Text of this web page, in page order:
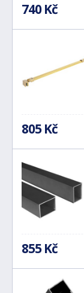
740 Kč
805 Kč
855 Kč